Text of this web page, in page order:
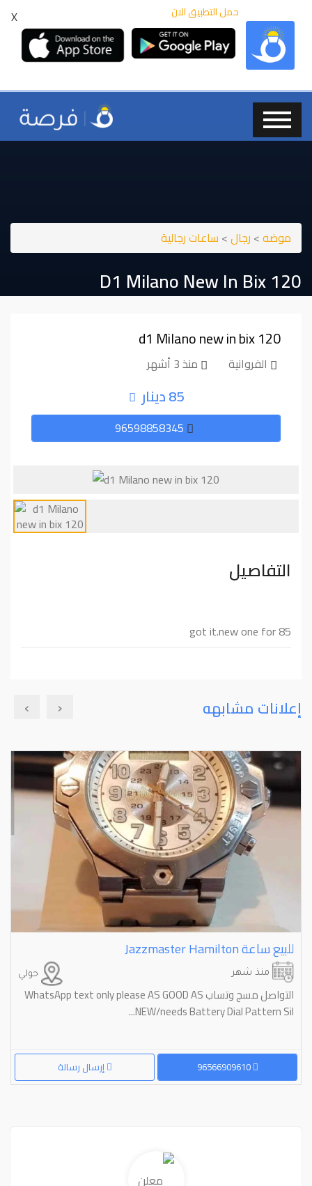
X حمل التطبيق الان
موضه> رجال> ساعات رجالية
D1 Milano New In Bix 120
d1 Milano new in bix 120
الفروانية منذ 3 أشهر
85 دينار
التفاصيل
got it.new one for 85
إعلانات مشابهه
للبيع ساعة ⁦⁦Hamilton⁩⁩ ⁦⁦Jazzmaster⁩⁩
حولي منذ شهر
التواصل مسج وتساب WhatsApp text only please AS GOOD AS
NEW/needs Battery Dial Pattern Sil...
إرسال رسالة 96566909610
‹
›